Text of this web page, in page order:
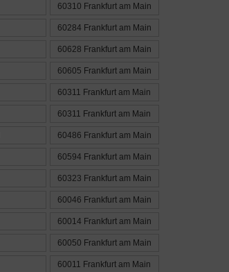
60310 Frankfurt am Main
60284 Frankfurt am Main
60628 Frankfurt am Main
60605 Frankfurt am Main
60311 Frankfurt am Main
60311 Frankfurt am Main
60486 Frankfurt am Main
60594 Frankfurt am Main
60323 Frankfurt am Main
60046 Frankfurt am Main
60014 Frankfurt am Main
60050 Frankfurt am Main
60011 Frankfurt am Main